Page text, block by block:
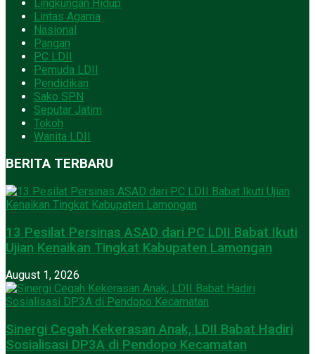
Lingkungan Hidup
Lintas Agama
Nasional
Pangan
PC LDII
Pemuda LDII
Pendidikan
Sako SPN
Seputar Jatim
Tokoh
Wanita LDII
BERITA TERBARU
13 Pesilat Persinas ASAD dari PC LDII Babat Ikuti
Ujian Kenaikan Tingkat Kabupaten Lamongan
August 1, 2026
Sinergi Cegah Kekerasan Anak, LDII Babat Hadiri
Sosialisasi DP3A di Pendopo Kecamatan